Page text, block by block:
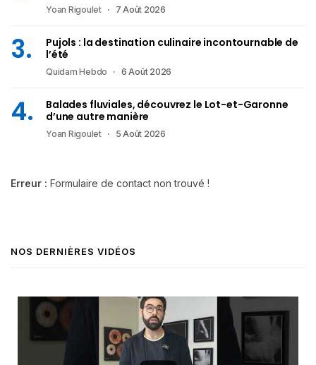
Yoan Rigoulet 7 Août 2026
Pujols : la destination culinaire incontournable de
l’été
Quidam Hebdo 6 Août 2026
Balades fluviales, découvrez le Lot-et-Garonne
d’une autre manière
Yoan Rigoulet 5 Août 2026
Erreur : Formulaire de contact non trouvé !
NOS DERNIÈRES VIDÉOS